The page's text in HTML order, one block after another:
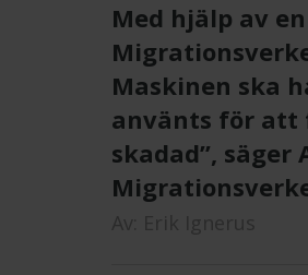
Med hjälp av
Maskinen ska
använts för att
skadad”,